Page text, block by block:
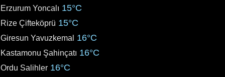
Erzurum Yoncalı 15°C
Rize Çifteköprü 15°C
Giresun Yavuzkemal 16°C
Kastamonu Şahinçatı 16°C
Ordu Salihler 16°C